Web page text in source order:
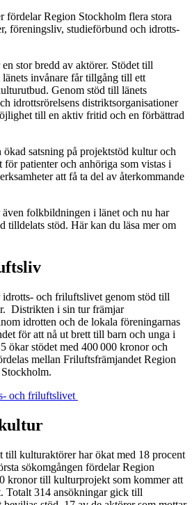
fördelar Region Stockholm flera stora
föreningsliv, studieförbund och idrotts-
stor bredd av aktörer. Stödet till
invånare får tillgång till ett
Genom stöd till länets
idrottsrörelsens distriktsorganisationer
till en aktiv fritid och en förbättrad
satsning på projektstöd kultur och
för patienter och anhöriga som vistas i
att få ta del av återkommande
folkbildningen i länet och nu har
tilldelats stöd. Här kan du läsa mer om
och friluftslivet genom stöd till
Distrikten i sin tur främjar
idrotten och de lokala föreningarnas
för att nå ut brett till barn och unga i
ökar stödet med 400 000 kronor och
mellan Friluftsfrämjandet Region
och friluftslivet
till kulturaktörer har ökat med 18 procent
sökomgången fördelar Region
kronor till kulturprojekt som kommer att
Totalt 314 ansökningar gick till